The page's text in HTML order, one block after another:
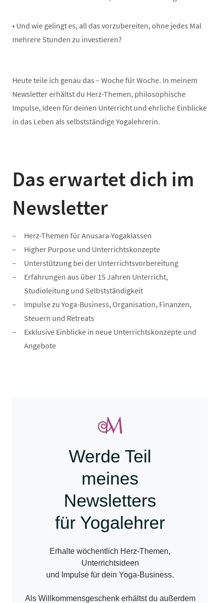
• Und wie gelingt es, all das vorzubereiten, ohne jedes Mal
mehrere Stunden zu investieren?
Heute teile ich genau das – Woche für Woche. In meinem
Newsletter erhältst du Herz-Themen, philosophische
Impulse, Ideen für deinen Unterricht und ehrliche Einblicke
in das Leben als selbstständige Yogalehrerin.
Das erwartet dich im
Newsletter
Herz-Themen für Anusara-Yogaklassen
Higher Purpose und Unterrichtskonzepte
Unterstützung bei der Unterrichtsvorbereitung
Erfahrungen aus über 15 Jahren Unterricht,
Studioleitung und Selbstständigkeit
Impulse zu Yoga-Business, Organisation, Finanzen,
Steuern und Retreats
Exklusive Einblicke in neue Unterrichtskonzepte und
Angebote
Werde Teil
meines
Newsletters
für Yogalehrer
Erhalte wöchentlich Herz-Themen,
Unterrichtsideen
und Impulse für dein Yoga-Business.
Als Willkommensgeschenk erhältst du außerdem